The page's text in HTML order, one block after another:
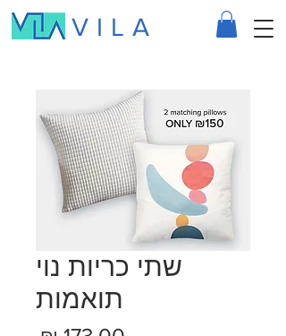
VILA
שתי כריות נוי
תואמות